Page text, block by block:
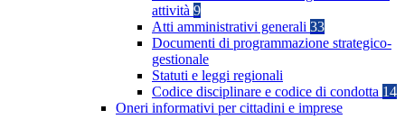
attività 9
Atti amministrativi generali 33
Documenti di programmazione strategico-
gestionale
Statuti e leggi regionali
Codice disciplinare e codice di condotta 14
Oneri informativi per cittadini e imprese